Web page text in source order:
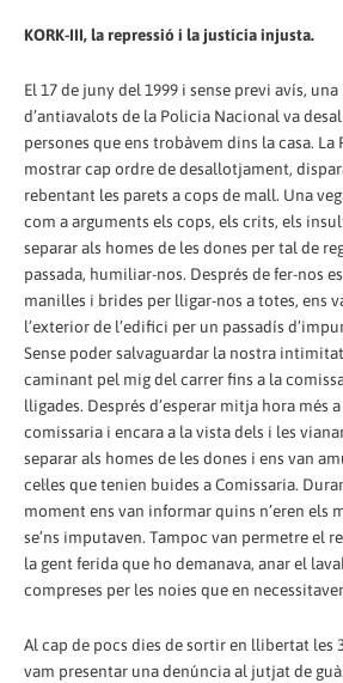
KORK-III, la repressió i la justícia injusta.
El 17 de juny del 1999 i sense previ avís,
d’antiavalots de la Policia Nacional va
persones que ens trobàvem dins la casa. La
mostrar cap ordre de desallotjament,
rebentant les parets a cops de mall. Una
com a arguments els cops, els crits, els
separar als homes de les dones per tal de
passada, humiliar-nos. Després de fer-nos
manilles i brides per lligar-nos a totes, ens
l’exterior de l’edifici per un passadís
Sense poder salvaguardar la nostra
caminant pel mig del carrer fins a la
lligades. Després d’esperar mitja hora més
comissaria i encara a la vista dels i les
separar als homes de les dones i ens van
cel·les que tenien buides a Comissaria.
moment ens van informar quins n’eren els
se’ns imputaven. Tampoc van permetre el
la gent ferida que ho demanava, anar el
compreses per les noies que en
Al cap de pocs dies de sortir en llibertat les
vam presentar una denúncia al jutjat de